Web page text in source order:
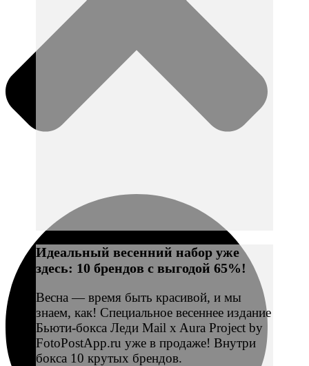
Идеальный весенний набор уже
здесь: 10 брендов с выгодой 65%!
Весна — время быть красивой, и мы
знаем, как! Специальное весеннее издание
Бьюти-бокса Леди Mail x Aura Project by
FotoPostApp.ru уже в продаже! Внутри
бокса 10 крутых брендов.